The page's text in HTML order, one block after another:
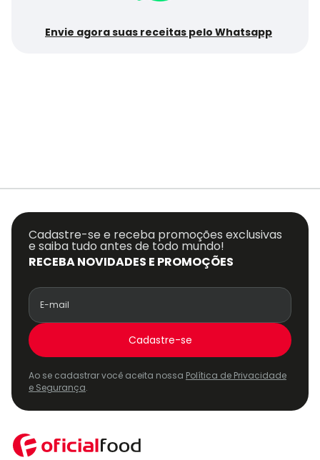
Envie agora suas receitas pelo Whatsapp
RECEBA NOVIDADES E PROMOÇÕES
Cadastre-se e receba promoções exclusivas
e saiba tudo antes de todo mundo!
Cadastre-se
Ao se cadastrar você aceita nossa Política de Privacidade
e Segurança.